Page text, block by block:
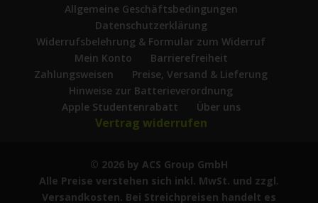
Allgemeine Geschäftsbedingungen
Datenschutzerklärung
Widerrufsbelehrung & Formular zum Widerruf
Mein Konto
Barrierefreiheit
Zahlungsweisen
Preise, Versand & Lieferung
Hinweise zur Batterieverordnung
Apple Studentenrabatt
Über uns
Vertrag widerrufen
© 2026 by ACS Group GmbH
Alle Preise verstehen sich inkl. MwSt. und zzgl.
Versandkosten. Bei Streichpreisen handelt es